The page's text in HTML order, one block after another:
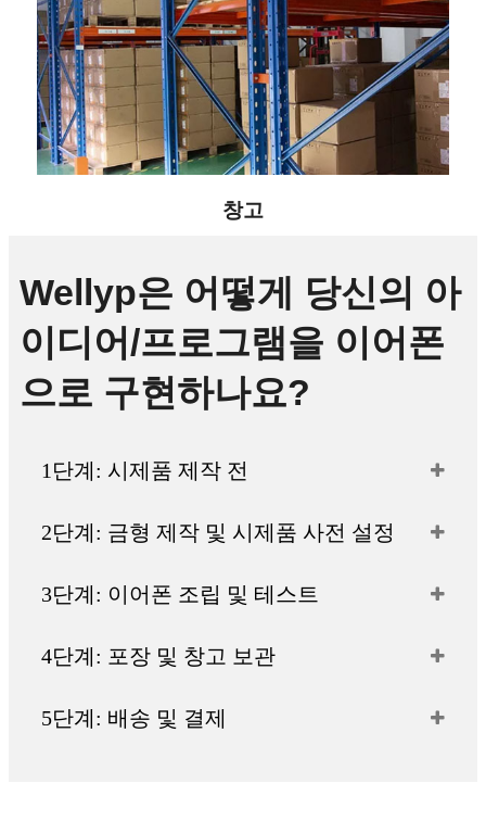
창고
Wellyp은 어떻게 당신의 아
이디어/프로그램을 이어폰
으로 구현하나요?
1단계: 시제품 제작 전
2단계: 금형 제작 및 시제품 사전 설정
3단계: 이어폰 조립 및 테스트
4단계: 포장 및 창고 보관
5단계: 배송 및 결제